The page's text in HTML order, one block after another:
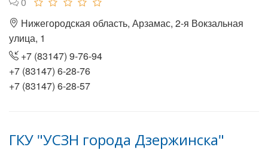
Нижегородская область, Арзамас, 2-я Вокзальная
улица, 1
+7 (83147) 9-76-94
+7 (83147) 6-28-76
+7 (83147) 6-28-57
ГКУ "УСЗН города Дзержинска"